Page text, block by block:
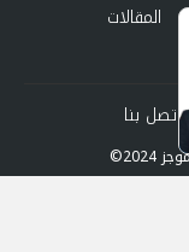
المقالات
اتصل بنا